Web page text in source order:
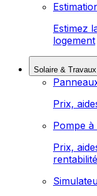
Estimez
logement
Solaire & Travaux
Prix,
Pompe
Prix,
rentabilité